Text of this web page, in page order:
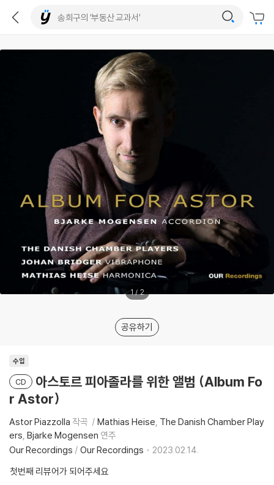
1/2
공유하기
수입
CD
아스토르 피아졸라를 위한 앨범 (Album Fo
r Astor)
Astor Piazzolla 작곡 Mathias Heise The Danish Chamber Play
ers Bjarke Mogensen 연주
Our Recordings / Our Recordings
2023.02.14.
첫번째 리뷰어가 되어주세요